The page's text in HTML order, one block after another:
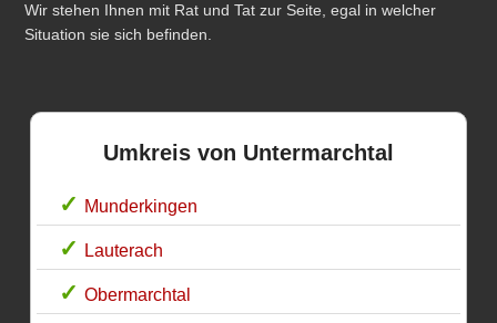
Wir stehen Ihnen mit Rat und Tat zur Seite, egal in welcher
Situation sie sich befinden.
Umkreis von Untermarchtal
Munderkingen
Lauterach
Obermarchtal